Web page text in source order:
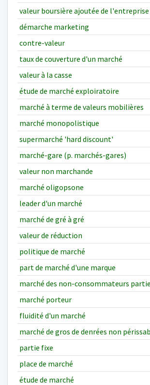
valeur boursière ajoutée de l'entreprise
démarche marketing
contre-valeur
taux de couverture d'un marché
valeur à la casse
étude de marché exploiratoire
marché à terme de valeurs mobilières
marché monopolistique
supermarché 'hard discount'
marché-gare (p. marchés-gares)
valeur non marchande
marché oligopsone
leader d'un marché
marché de gré à gré
valeur de réduction
politique de marché
part de marché d'une marque
marché des non-consommateurs
marché porteur
fluidité d'un marché
marché de gros de denrées non
partie fixe
place de marché
étude de marché